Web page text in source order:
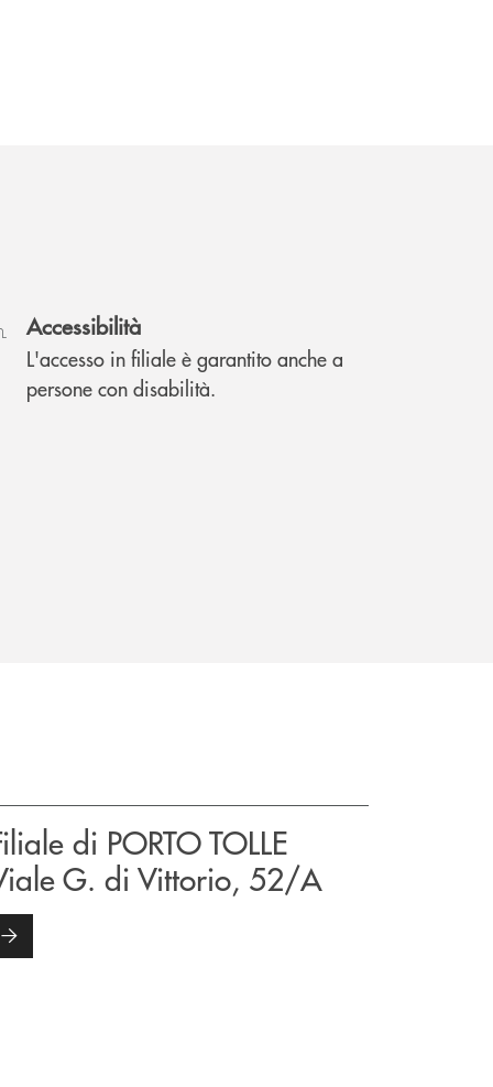
Accessibilità
L'accesso in filiale è garantito anche a
persone con disabilità.
di PORTO TOLLE
G. di Vittorio, 52/A